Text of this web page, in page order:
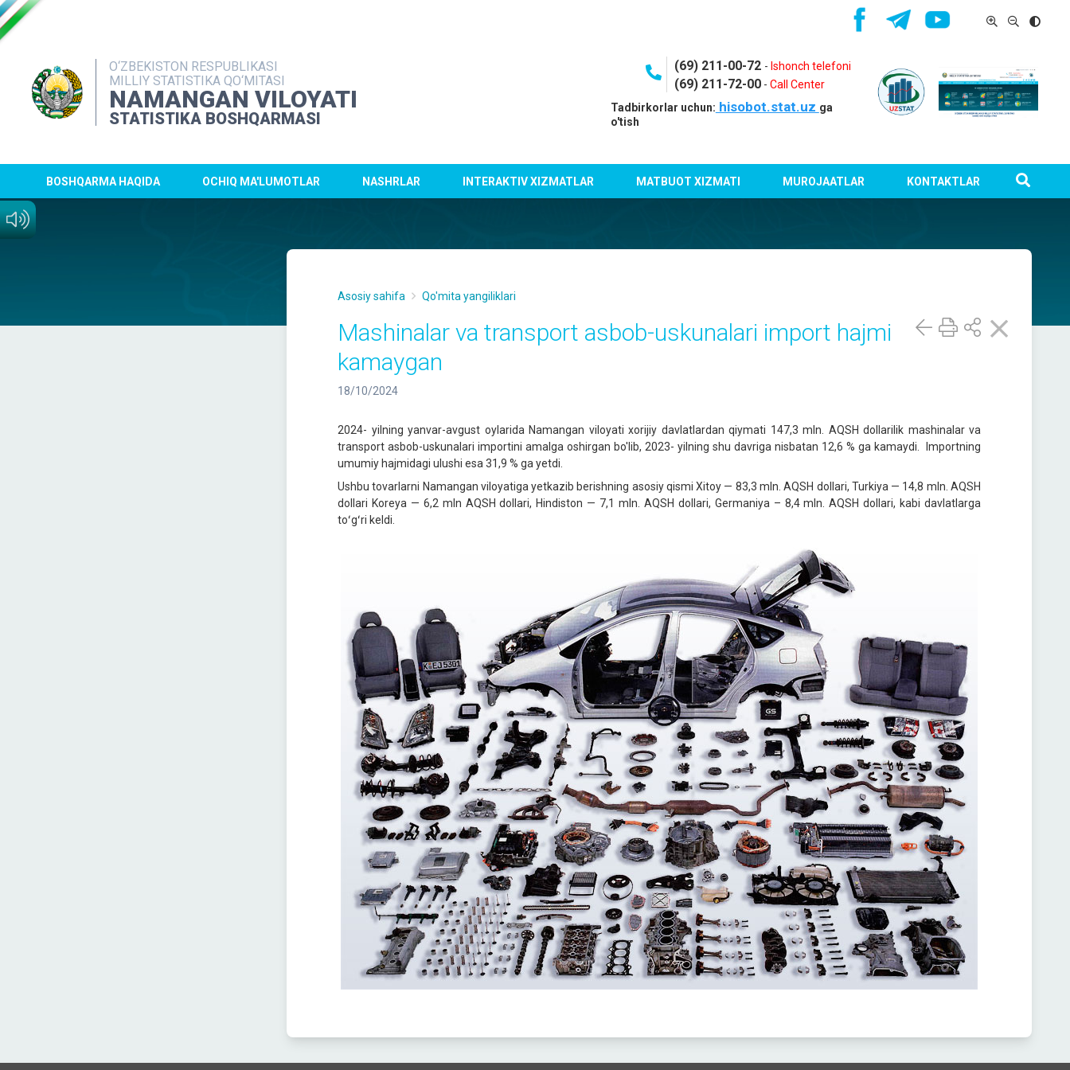
O‘ZBEKISTON RESPUBLIKASI
MILLIY STATISTIKA QO‘MITASI
NAMANGAN VILOYATI
STATISTIKA BOSHQARMASI
(69) 211-00-72 - Ishonch telefoni
(69) 211-72-00- Call Center
Tadbirkorlar uchun: hisobot.stat.uz ga
o'tish
BOSHQARMA HAQIDA OCHIQ MA'LUMOTLAR NASHRLAR INTERAKTIV XIZMATLAR MATBUOT XIZMATI MUROJAATLAR KONTAKTLAR
Asosiy sahifa Qo'mita yangiliklari
Mashinalar va transport asbob-uskunalari import hajmi
kamaygan
18/10/2024
2024- yilning yanvar-avgust oylarida Namangan viloyati xorijiy davlatlardan qiymati 147,3 mln. AQSH dollarilik mashinalar va
transport asbob-uskunalari importini amalga oshirgan bo'lib, 2023- yilning shu davriga nisbatan 12,6 % ga kamaydi. Importning
umumiy hajmidagi ulushi esa 31,9 % ga yetdi.
Ushbu tovarlarni Namangan viloyatiga yetkazib berishning asosiy qismi Xitoy — 83,3 mln. AQSH dollari, Turkiya — 14,8 mln. AQSH
dollari Koreya — 6,2 mln AQSH dollari, Hindiston — 7,1 mln. AQSH dollari, Germaniya – 8,4 mln. AQSH dollari, kabi davlatlarga
toʻgʻri keldi.